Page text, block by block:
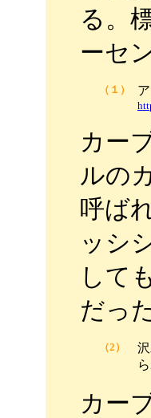
る。
ーセ
（１）
カー
ルの
呼ば
ッシ
して
だっ
（2）
カー